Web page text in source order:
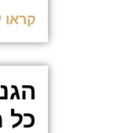
קראו
כל